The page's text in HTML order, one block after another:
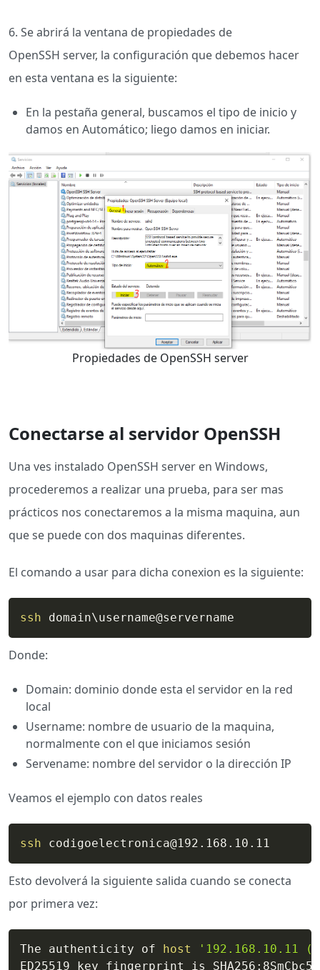
6. Se abrirá la ventana de propiedades de
OpenSSH server, la configuración que debemos hacer
en esta ventana es la siguiente:
En la pestaña general, buscamos el tipo de inicio y
damos en Automático; liego damos en iniciar.
Propiedades de OpenSSH server
Conectarse al servidor OpenSSH
Una ves instalado OpenSSH server en Windows,
procederemos a realizar una prueba, para ser mas
prácticos nos conectaremos a la misma maquina, aun
que se puede con dos maquinas diferentes.
El comando a usar para dicha conexion es la siguiente:
ssh domain\username@servername
Donde:
Domain: dominio donde esta el servidor en la red
local
Username: nombre de usuario de la maquina,
normalmente con el que iniciamos sesión
Servename: nombre del servidor o la dirección IP
Veamos el ejemplo con datos reales
ssh codigoelectronica@192.168.10.11
Esto devolverá la siguiente salida cuando se conecta
por primera vez:
The authenticity of host
'192.168.10.11
ED25519 key fingerprint is